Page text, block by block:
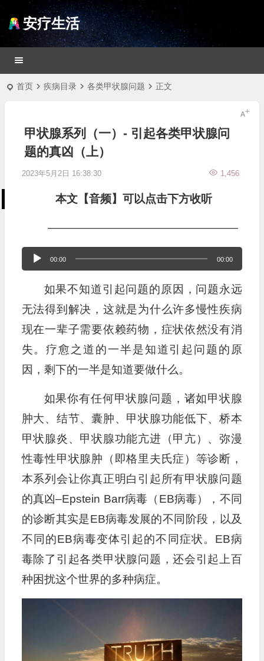
安疗生活
首页 疾病目录 各类甲状腺问题 正文
甲状腺系列（一）- 引起各类甲状腺问
题的真凶（上）
2023年5月2日 16:38:30 1,456
本文【音频】可以点击下方收听
—————————————————
频
放
器
00:00 00:00
如果不知道引起问题的原因，问题永远
无法得到解决，这就是为什么许多慢性疾病
现在一辈子需要依赖药物，症状依然没有消
失。疗愈之道的一半是知道引起问题的原
因，剩下的一半是知道要做什么。
如果你有任何甲状腺问题，诸如甲状腺
肿大、结节、囊肿、甲状腺功能低下、桥本
甲状腺炎、甲状腺功能亢进（甲亢）、弥漫
性毒性甲状腺肿（即格里夫氏症）等诊断，
本系列会让你真正明白引起所有甲状腺问题
的真凶–Epstein Barr病毒（EB病毒），不同
的诊断其实是EB病毒发展的不同阶段，以及
不同的EB病毒变体引起的不同症状。EB病
毒除了引起各类甲状腺问题，还会引起上百
种困扰这个世界的多种病症。